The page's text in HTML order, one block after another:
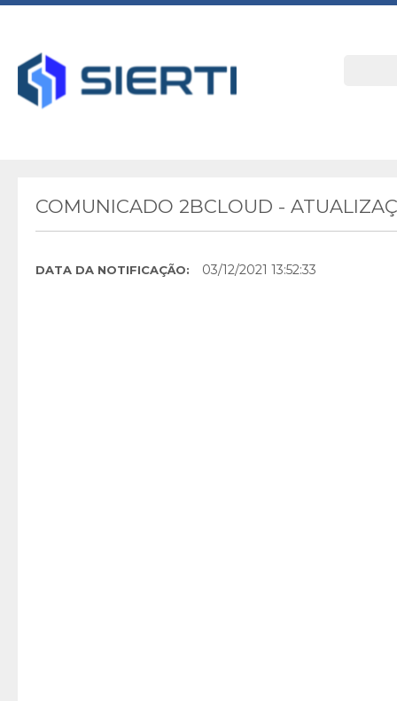
COMUNICADO 2BCLOUD -
DATA DA NOTIFICAÇÃO: 03/12/2021 13:52:33